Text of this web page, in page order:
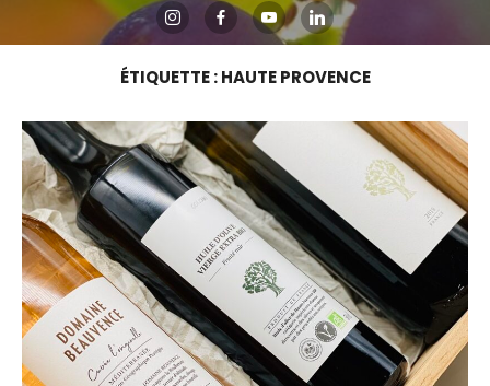
ÉTIQUETTE :HAUTE PROVENCE